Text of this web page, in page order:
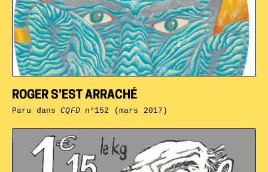
ROGER S’EST ARRACHÉ
Paru dansCQFDn°152 (mars 2017)